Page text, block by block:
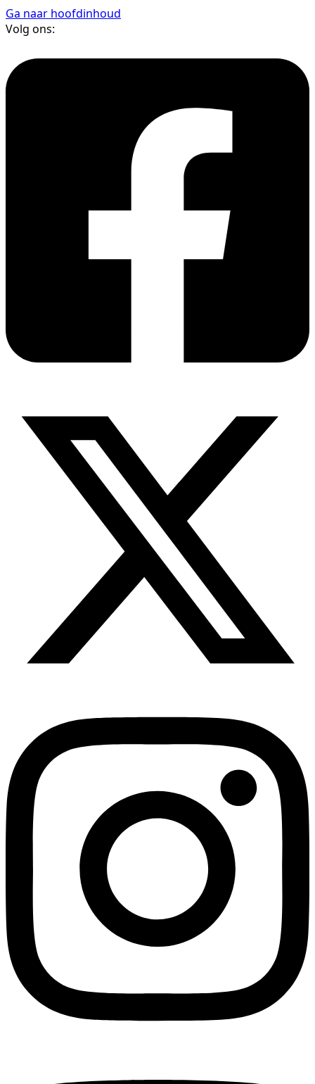
Ga naar hoofdinhoud
Volg ons: